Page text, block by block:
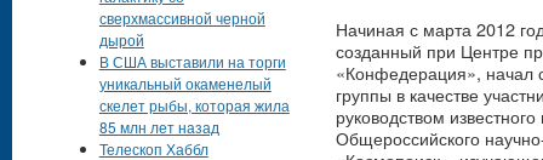
Начиная с марта 2012
созданный при Центре
«Конфедерация», начал
группы в качестве
руководством
Общероссийского
сверхмассивной черной
дырой
В США выставили на торги
уникальный окаменелый
скелет рыбы, которая жила
85 млн лет назад
Телескоп Хаббл